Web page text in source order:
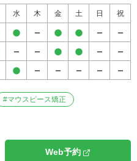
水 木 金 土 日 祝
#マウスピース矯正
Web予約